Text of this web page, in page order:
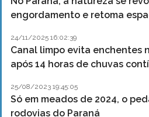
engordamento e retoma
24/11/2025 16:02:39
Canal limpo evita enchentes
após 14 horas de chuvas
25/08/2023 19:45:05
Só em meados de 2024, o
rodovias do Paraná